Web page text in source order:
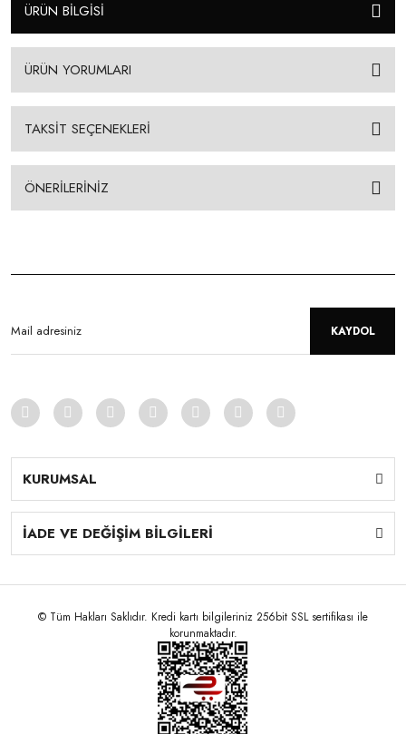
ÜRÜN BİLGİSİ
ÜRÜN YORUMLARI
TAKSİT SEÇENEKLERİ
ÖNERİLERİNİZ
KAYDOL
KURUMSAL
İADE VE DEĞİŞİM BİLGİLERİ
© Tüm Hakları Saklıdır. Kredi kartı bilgileriniz 256bit SSL sertifikası ile
korunmaktadır.